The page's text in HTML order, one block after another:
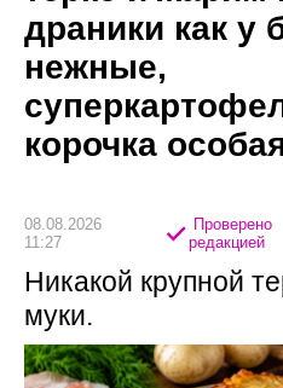
драники как у
нежные,
корочка
08.08.2026
11:27
Проверено
редакцией
Никакой крупной
муки.